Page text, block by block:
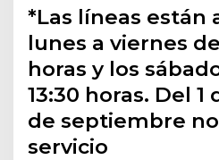
*Las líneas están
lunes a viernes
horas y los
13:30 horas. Del
de septiembre
servicio